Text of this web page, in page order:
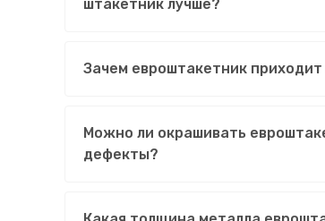
штакетник лучше?
Зачем евроштакетник
Можно ли окрашивать
дефекты?